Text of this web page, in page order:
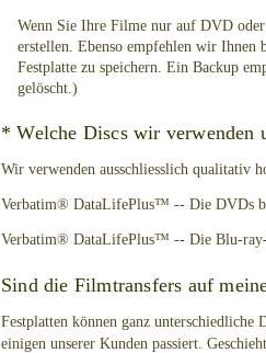
Wenn Sie Ihre Filme nur auf DVD
erstellen. Ebenso empfehlen wir Ihnen
Festplatte zu speichern. Ein Backup
gelöscht.)
* Welche Discs wir verwenden
Wir verwenden ausschliesslich qualitativ
Verbatim® DataLifePlus™ -- Die DVDs
Verbatim® DataLifePlus™ -- Die Blu-ray-
Sind die Filmtransfers auf
Festplatten können ganz unterschiedliche
einigen unserer Kunden passiert.